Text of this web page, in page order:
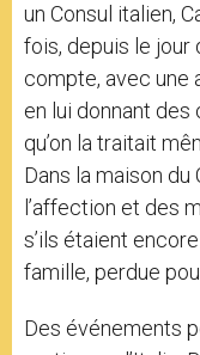
un Consul italien,
fois, depuis le jour
compte, avec une
en lui donnant des
qu’on la traitait
Dans la maison du
l’affection et des
s’ils étaient
famille, perdue
Des événements